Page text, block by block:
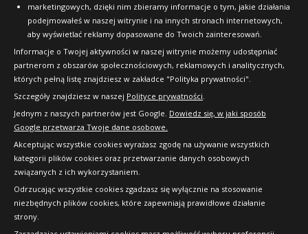
marketingowych, dzięki nim zbieramy informacje o tym, jakie działania
podejmowałeś w naszej witrynie i na innych stronach internetowych,
aby wyświetlać reklamy dopasowane do Twoich zainteresowań.
Informacje o Twojej aktywności w naszej witrynie możemy udostępniać
partnerom z obszarów społecznościowych, reklamowych i analitycznych,
których pełną listę znajdziesz w zakładce "Polityka prywatności".
Szczegóły znajdziesz w naszej Polityce prywatności.
Jednym z naszych partnerów jest Google. Dowiedz się, w jaki sposób
Google przetwarza Twoje dane osobowe.
Akceptując wszystkie cookies wyrażasz zgodę na używanie wszystkich
kategorii plików cookies oraz przetwarzanie danych osobowych
związanych z ich wykorzystaniem.
Odrzucając wszystkie cookies zgadzasz się wyłącznie na stosowanie
niezbędnych plików cookies, które zapewniają prawidłowe działanie
strony.
Copyright © 2010-2026 24opony.pl. Wszelkie